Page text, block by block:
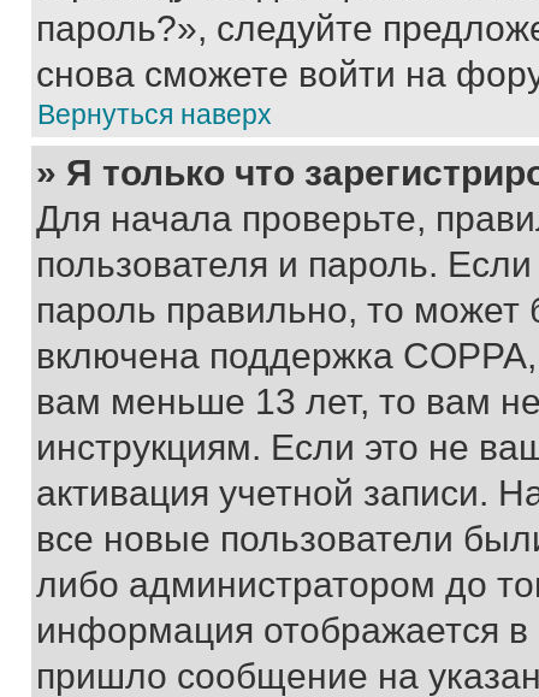
пароль?», следуйте
снова сможете войти на
Вернуться наверх
» Я только что
Для начала проверьте,
пользователя и пароль.
пароль правильно, то может
включена поддержка
вам меньше 13 лет, то вам
инструкциям. Если это не
активация учетной записи.
все новые пользователи
либо администратором до
информация отображается
пришло сообщение на